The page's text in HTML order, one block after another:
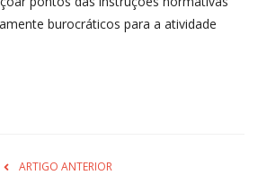
burocráticos para a atividade
ARTIGO ANTERIOR